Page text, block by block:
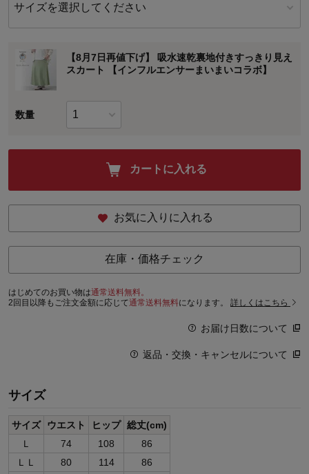
サイズを選択してください
【8月7日再値下げ】 吸水速乾裏地付きすっきり見え
スカート 【インフルエンサーまいまいコラボ】
数量
カートに入れる
お気に入りに入れる
在庫・価格チェック
はじめてのお買い物は通常送料無料。
2回目以降もご注文金額に応じて通常送料無料になります。 詳しくはこちら
お届け日数について
返品・交換・キャンセルについて
サイズ
サイズ ウエスト ヒップ 総丈(cm)
Ｌ
74 108
86
ＬＬ
80 114
86